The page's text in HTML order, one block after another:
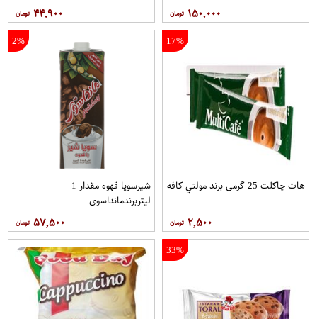
۱۵۰,۰۰۰ ۴۴,۹۰۰
17%
هات چاکلت 25 گرمی برند مولتي کافه
۲,۵۰۰
2%
شیرسویا قهوه مقدار 1
لیتربرندمانداسوی
۵۷,۵۰۰
33%